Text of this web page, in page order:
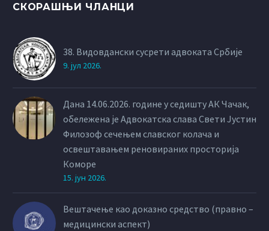
СКОРАШЊИ ЧЛАНЦИ
38. Видовдански сусрети адвоката Србије
9. јул 2026.
Дана 14.06.2026. године у седишту АК Чачак,
обележена је Адвокатска слава Свети Јустин
Филозоф сечењем славског колача и
освештавањем реновираних просторија
Коморе
15. јун 2026.
Вештачење као доказно средство (правно –
медицински аспект)